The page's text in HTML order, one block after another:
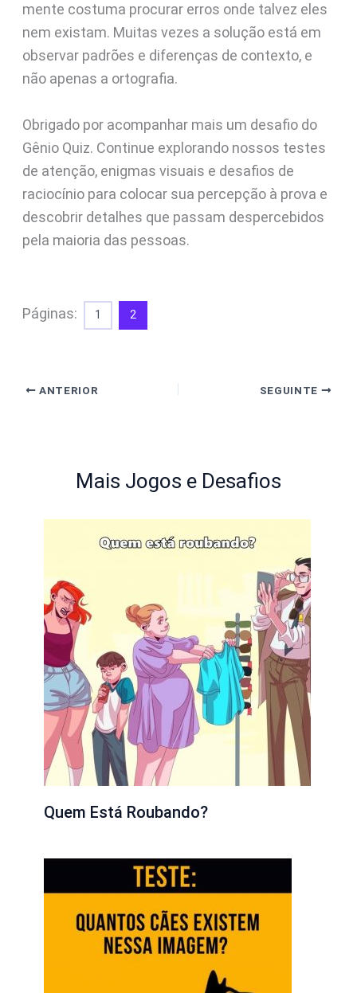
mente costuma procurar erros onde talvez eles
nem existam. Muitas vezes a solução está em
observar padrões e diferenças de contexto, e
não apenas a ortografia.
Obrigado por acompanhar mais um desafio do
Gênio Quiz. Continue explorando nossos testes
de atenção, enigmas visuais e desafios de
raciocínio para colocar sua percepção à prova e
descobrir detalhes que passam despercebidos
pela maioria das pessoas.
Páginas: 1 2
ANTERIOR SEGUINTE
Mais Jogos e Desafios
Quem Está Roubando?